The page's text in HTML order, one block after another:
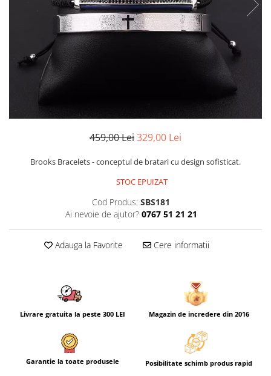
CEASURI DAMA
459,00 Lei329,00 Lei
Brooks Bracelets - conceptul de bratari cu design sofisticat.
STOC EPUIZAT
Cod Produs: SBS181
Ai nevoie de ajutor? 0767 51 21 21
Adauga la Favorite Cere informatii
Livrare gratuita la peste 300 LEI Magazin de incredere din 2016
Garantie la toate produsele Posibilitate schimb produs rapid